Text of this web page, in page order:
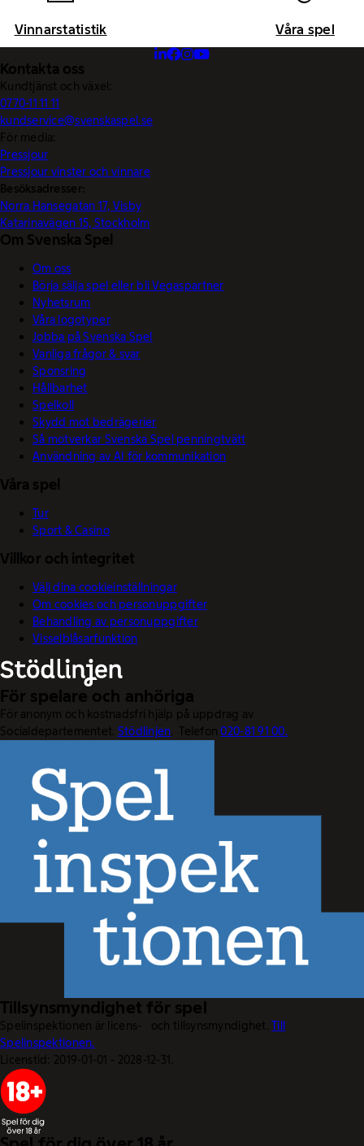
Vinnarstatistik Våra spel
Kontakta oss
Kundtjänst och växel:
0770-11 11 11
kundservice@svenskaspel.se
För media:
Pressjour
Pressjour vinster och vinnare
Besöksadresser:
Norra Hansegatan 17, Visby
Katarinavägen 15, Stockholm
Om Svenska Spel
Om oss
Börja sälja spel eller bli Vegaspartner
Nyhetsrum
Våra logotyper
Jobba på Svenska Spel
Vanliga frågor & svar
Sponsring
Hållbarhet
Spelkoll
Skydd mot bedrägerier
Så motverkar Svenska Spel penningtvätt
Användning av AI för kommunikation
Våra spel
Tur
Sport & Casino
Villkor och integritet
Välj dina cookieinställningar
Om cookies och personuppgifter
Behandling av personuppgifter
Visselblåsarfunktion
För spelare och anhöriga
För anonym och kostnadsfri hjälp på uppdrag av
Socialdepartementet. Stödlinjen. Telefon020-81 91 00.
Tillsynsmyndighet för spel
Spelinspektionen är licens- och tillsynsmyndighet.Till
Spelinspektionen.
Licenstid: 2019-01-01 - 2028-12-31.